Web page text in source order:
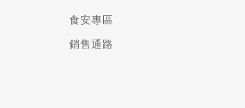
食安專區
銷售通路